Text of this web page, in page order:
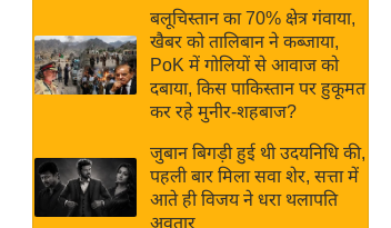
Hindi
Hindi
Videos
राय
बजट
IPL
2026
बलूचिस्तान का 70% क्षेत्र गंवाया,
खैबर को तालिबान ने कब्जाया,
PoK में गोलियों से आवाज को
दबाया, किस पाकिस्तान पर हुकूमत
कर रहे मुनीर-शहबाज?
जुबान बिगड़ी हुई थी उदयनिधि की,
पहली बार मिला सवा शेर, सत्ता में
आते ही विजय ने धरा थलापति
अवतार